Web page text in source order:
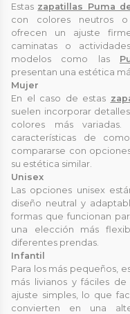
Estas zapatillas Puma
con colores neutros o
ofrecen un ajuste
caminatas o
modelos como las
presentan una estética
Mujer
En el caso de estas
suelen incorporar
colores más variadas.
características de
compararse con
su estética similar.
Unisex
Las opciones unisex
diseño neutral y
formas que funcionan
una elección más
diferentes prendas.
Infantil
Para los más pequeños,
más livianos y fáciles
ajuste simples, lo que
convierten en una